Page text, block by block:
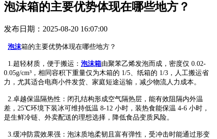
泡沫箱的主要优势体现在哪些地方？
发布日期：2025-08-20 16:07:00
泡沫箱的主要优势体现在哪些地方？
1.超轻材质，便于搬运： 泡沫箱由聚苯乙烯发泡而成，密度仅 0.02-
0.05g/cm³，相同容积下重量仅为木箱的 1/5、纸箱的 1/3，人工搬运省
力，尤其适合电商小件发货、家庭短途运输，减少物流人力成本。​
2.卓越保温隔热性：闭孔结构形成空气隔热层，能有效阻隔内外温
差，25℃环境下装冰可维持低温 8-12 小时，装热食能保温 4-6 小时，
是生鲜冷链、外卖配送的理想选择，降低食品变质风险。​
3.缓冲防震效果强：泡沫质地柔韧且富有弹性，受冲击时能通过形变